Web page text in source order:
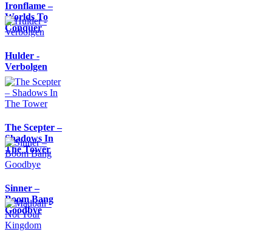
Ironflame –
Worlds To
Conquer
Hulder -
Verbolgen
The Scepter –
Shadows In
The Tower
Sinner –
Boom Bang
Goodbye